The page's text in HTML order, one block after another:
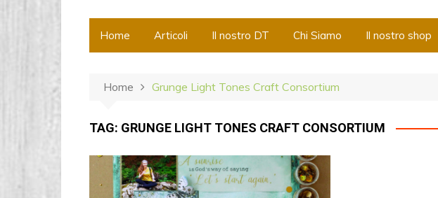
Home Articoli Il nostro DT Chi Siamo Il nostro shop
Home Grunge Light Tones Craft Consortium
TAG: GRUNGE LIGHT TONES CRAFT CONSORTIUM